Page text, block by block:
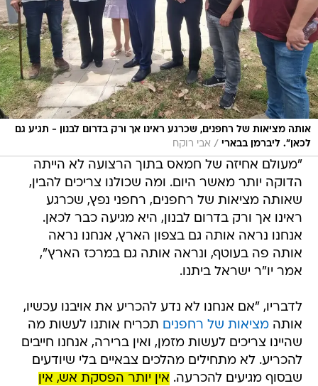
אותה מציאות של רחפנים, שכרגע ראינו אך ורק בדרום לבנון - תגיע גם
לכאן". ליברמן בבארי / אבי רוקח
"מעולם אחיזה של חמאס בתוך הרצועה לא הייתה
הדוקה יותר מאשר היום. ומה שכולנו צריכים להבין,
שאותה מציאות של רחפנים, רחפני נפץ, שכרגע
ראינו אך ורק בדרום לבנון, היא מגיעה כבר לכאן.
אנחנו נראה אותה גם בצפון הארץ, אנחנו נראה
אותה פה בעוטף, ונראה אותה גם במרכז הארץ",
אמר יו"ר ישראל ביתנו.
לדבריו, "אם אנחנו לא נדע להכריע את אויבנו עכשיו,
אותהמציאות של רחפנים תכריח אותנו לעשות מה
שהיינו צריכים לעשות מזמן, ואין ברירה, אנחנו חייבים
להכריע. לא מתחילים מהלכים צבאיים בלי שיודעים
שבסוף מגיעים להכרעה. אין יותר הפסקת אש, אין